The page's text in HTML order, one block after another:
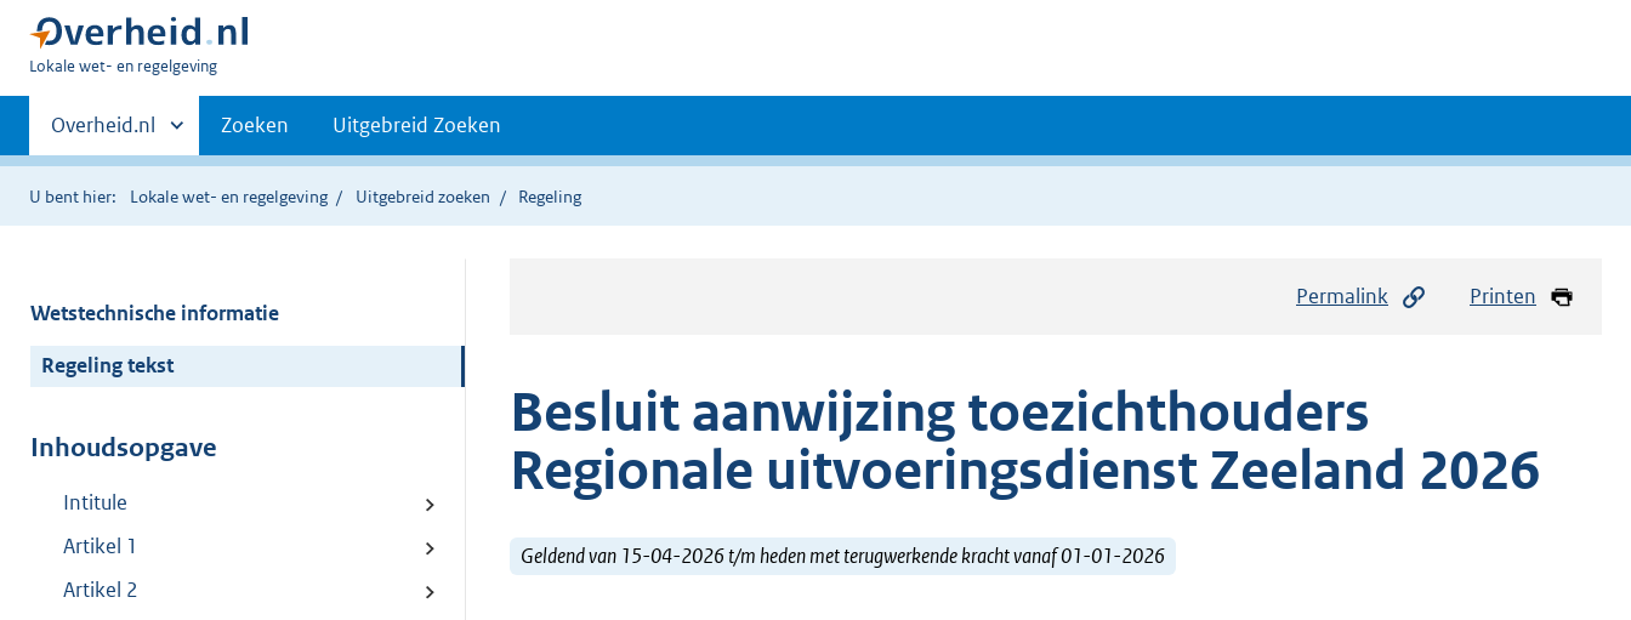
U
hier:
Lokale wet- en regelgeving
Primaire
navigatie
Andere
sites
binnen
Overheid.nl Zoeken Uitgebreid Zoeken
U bent hier: Lokale wet- en regelgeving Uitgebreid zoeken Regeling
Wetstechnische informatie
Regeling tekst
Inhoudsopgave
Intitule
Artikel 1
Artikel 2
Permalink Printen
Besluit aanwijzing toezichthouders
Regionale uitvoeringsdienst Zeeland 2026
Geldend van 15-04-2026 t/m heden met terugwerkende kracht vanaf 01-01-2026